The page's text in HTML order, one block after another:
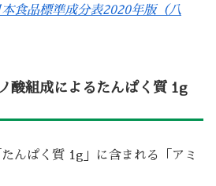
食品標準成分表2020年版（八
酸組成によるたんぱく質 1g
んぱく質 1g」に含まれる「アミ